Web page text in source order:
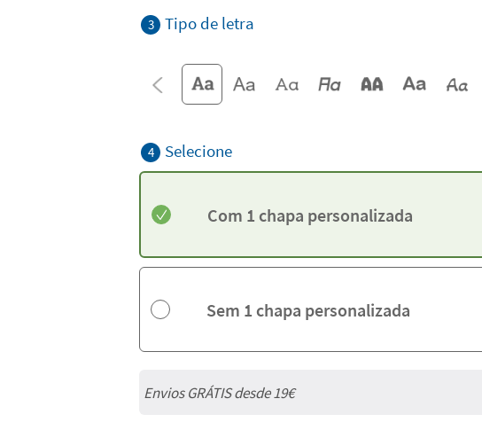
3 Tipo de letra
4 Selecione
Com 1 chapa personalizada
Sem 1 chapa personalizada
Envios GRÁTIS desde 19€